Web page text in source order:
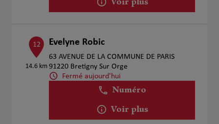
Voir plus
12
14.6 km
Evelyne Robic
63 AVENUE DE LA COMMUNE DE PARIS
91220 Bretigny Sur Orge
Fermé aujourd'hui
Numéro
Voir plus